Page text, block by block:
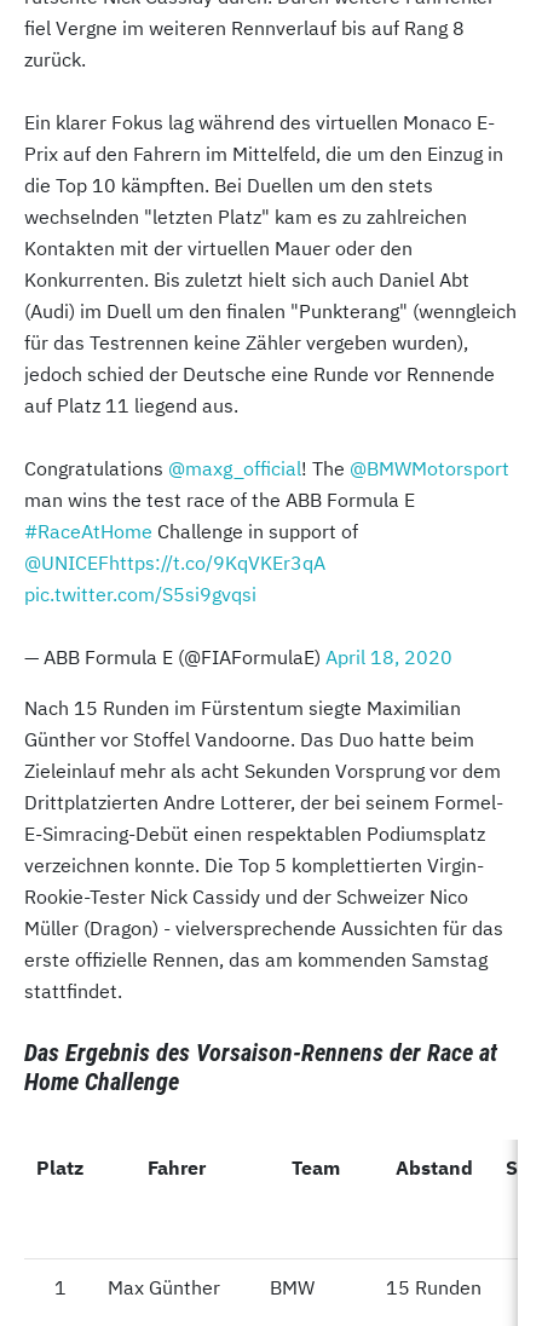
fiel Vergne im weiteren Rennverlauf bis auf Rang 8
zurück.
Ein klarer Fokus lag während des virtuellen Monaco E-
Prix auf den Fahrern im Mittelfeld, die um den Einzug in
die Top 10 kämpften. Bei Duellen um den stets
wechselnden "letzten Platz" kam es zu zahlreichen
Kontakten mit der virtuellen Mauer oder den
Konkurrenten. Bis zuletzt hielt sich auch Daniel Abt
(Audi) im Duell um den finalen "Punkterang" (wenngleich
für das Testrennen keine Zähler vergeben wurden),
jedoch schied der Deutsche eine Runde vor Rennende
auf Platz 11 liegend aus.
Congratulations @maxg_official! The @BMWMotorsport
man wins the test race of the ABB Formula E
#RaceAtHome Challenge in support of
@UNICEFhttps://t.co/9KqVKEr3qA
pic.twitter.com/S5si9gvqsi
— ABB Formula E (@FIAFormulaE) April 18, 2020
Nach 15 Runden im Fürstentum siegte Maximilian
Günther vor Stoffel Vandoorne. Das Duo hatte beim
Zieleinlauf mehr als acht Sekunden Vorsprung vor dem
Drittplatzierten Andre Lotterer, der bei seinem Formel-
E-Simracing-Debüt einen respektablen Podiumsplatz
verzeichnen konnte. Die Top 5 komplettierten Virgin-
Rookie-Tester Nick Cassidy und der Schweizer Nico
Müller (Dragon) - vielversprechende Aussichten für das
erste offizielle Rennen, das am kommenden Samstag
stattfindet.
Das Ergebnis des Vorsaison-Rennens der Race at
Home Challenge
Platz Fahrer Team Abstand
1 Max Günther BMW 15 Runden
Platz
1